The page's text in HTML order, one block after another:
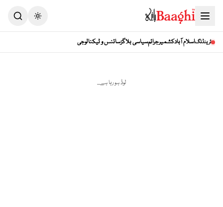
Toggle theme
ٹرینڈنگاسلام آبادکشمیرجرائمسیاسی بلاگزسائنس و ٹیکنالوجی
لوڈ ہو رہا ہے...